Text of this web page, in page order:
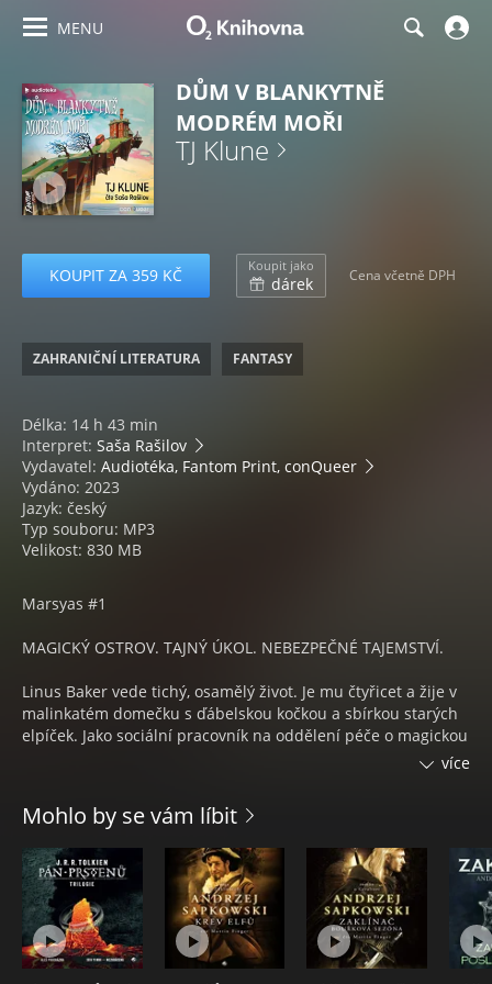
MENU
DŮM V BLANKYTNĚ
MODRÉM MOŘI
TJ Klune
KOUPIT ZA 359 KČ Koupit jako
dárek Cena včetně DPH
ZAHRANIČNÍ LITERATURA FANTASY
Délka: 14 h 43 min
Interpret: Saša Rašilov
Vydavatel: Audiotéka, Fantom Print, conQueer
Vydáno: 2023
Jazyk: český
Typ souboru: MP3
Velikost: 830 MB
Marsyas #1
MAGICKÝ OSTROV. TAJNÝ ÚKOL. NEBEZPEČNÉ TAJEMSTVÍ.
Linus Baker vede tichý, osamělý život. Je mu čtyřicet a žije v
malinkatém domečku s ďábelskou kočkou a sbírkou starých
elpíček. Jako sociální pracovník na oddělení péče o magickou
Když si Linuse nečekaně předvolá nejvrcholovější
management, obdrží velmi zvláštní a přísně tajný úkol –
odcestovat do sirotčince na ostrově Marsyas, kde žije šest
nebezpečných dětí: zahradní trpaslice, lesní víla, vyvern,
neidentifikovatelný zelený sliz, špicodlak a Antikrist. Linus
musí překonat strach a zjistit, jak pravděpodobné je, že by
mohly přivodit konec světa.
více
Mohlo by se vám líbit